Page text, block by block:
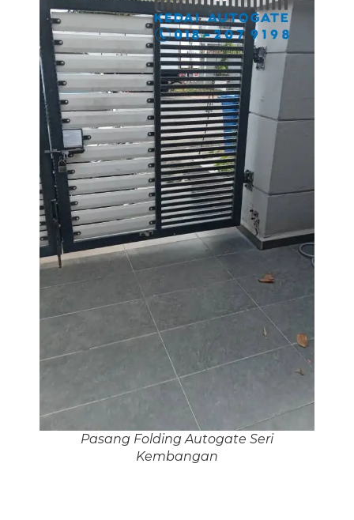
Pasang Folding Autogate Seri
Kembangan